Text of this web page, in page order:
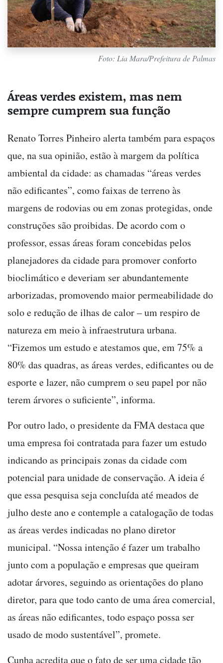
Foto: Lia Mara/Prefeitura de Palmas
Áreas verdes existem, mas nem
sempre cumprem sua função
Renato Torres Pinheiro alerta também para espaços
que, na sua opinião, estão à margem da política
ambiental da cidade: as chamadas “áreas verdes
não edificantes”, como faixas de terreno às
margens de rodovias ou em zonas protegidas, onde
construções são proibidas. De acordo com o
professor, essas áreas foram concebidas pelos
planejadores da cidade para promover conforto
bioclimático e deveriam ser abundantemente
arborizadas, promovendo maior permeabilidade do
solo e redução de ilhas de calor – um respiro de
natureza em meio à infraestrutura urbana.
“Fizemos um estudo e atestamos que, em 75% a
80% das quadras, as áreas verdes, edificantes ou de
esporte e lazer, não cumprem o seu papel por não
terem árvores o suficiente”, informa.
Por outro lado, o presidente da FMA destaca que
uma empresa foi contratada para fazer um estudo
indicando as principais zonas da cidade com
potencial para unidade de conservação. A ideia é
que essa pesquisa seja concluída até meados de
julho deste ano e contemple a catalogação de todas
as áreas verdes indicadas no plano diretor
municipal. “Nossa intenção é fazer um trabalho
junto com a população e empresas que queiram
adotar árvores, seguindo as orientações do plano
diretor, para que todo canto de uma área comercial,
as áreas não edificantes, todo espaço possa ser
usado de modo sustentável”, promete.
Cunha acredita que o fato de ser uma cidade tão